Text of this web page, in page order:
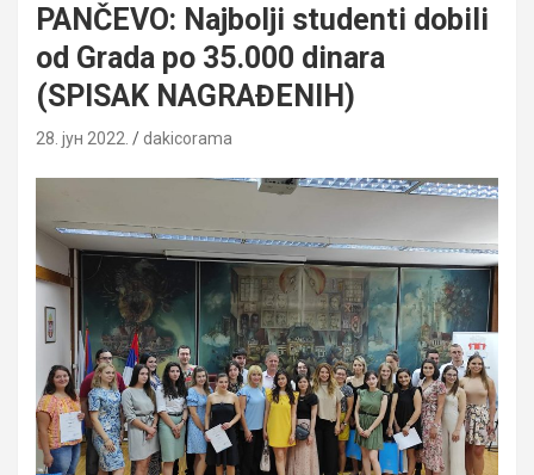
PANČEVO: Najbolji studenti dobili
od Grada po 35.000 dinara
(SPISAK NAGRAĐENIH)
28. јун 2022. dakicorama